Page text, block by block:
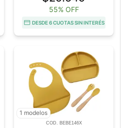
55% OFF
DESDE 6 CUOTAS SIN INTERÉS
1 modelos
COD. BEBE146X